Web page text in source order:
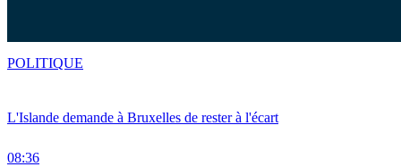
L'Islande demande à Bruxelles de rester à l'écart
08:36
POLITIQUE